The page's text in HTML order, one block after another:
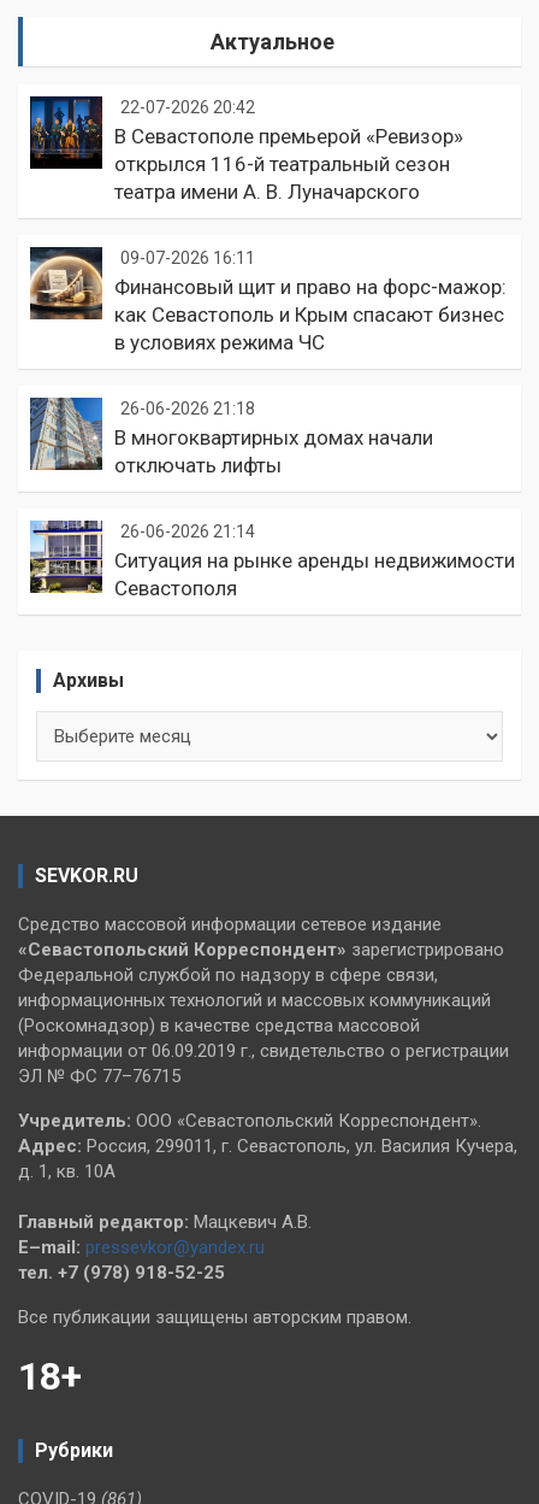
Актуальное
22-07-2026 20:42
В Севастополе премьерой «Ревизор»
открылся 116-й театральный сезон
театра имени А. В. Луначарского
09-07-2026 16:11
Финансовый щит и право на форс-мажор:
как Севастополь и Крым спасают бизнес
в условиях режима ЧС
26-06-2026 21:18
В многоквартирных домах начали
отключать лифты
26-06-2026 21:14
Ситуация на рынке аренды недвижимости
Севастополя
Архивы
SEVKOR.RU
Средство массовой информации сетевое издание
«Севастопольский Корреспондент» зарегистрировано
Федеральной службой по надзору в сфере связи,
информационных технологий и массовых коммуникаций
(Роскомнадзор) в качестве средства массовой
информации от 06.09.2019 г., свидетельство о регистрации
ЭЛ № ФС 77–76715
Учредитель: ООО «Севастопольский Корреспондент».
Адрес: Россия, 299011, г. Севастополь, ул. Василия Кучера,
д. 1, кв. 10А
Главный редактор: Мацкевич А.В.
E–mail: pressevkor@yandex.ru
тел. +7 (978) 918-52-25
Все публикации защищены авторским правом.
18+
Рубрики
COVID-19 (861)